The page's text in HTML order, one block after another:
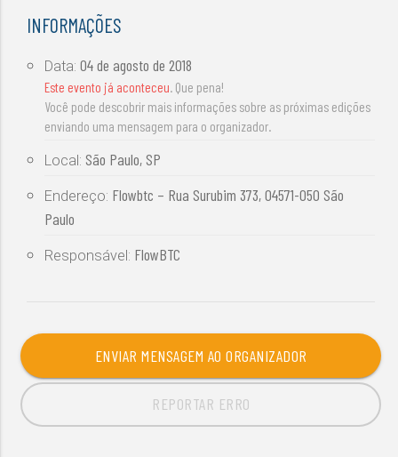
INFORMAÇÕES
Data:04 de agosto de 2018
Este evento já aconteceu. Que pena!
Você pode descobrir mais informações sobre as próximas edições
enviando uma mensagem para o organizador.
Local: São Paulo, SP
Endereço: Flowbtc – Rua Surubim 373, 04571-050 São
Paulo
Responsável: FlowBTC
ENVIAR MENSAGEM AO ORGANIZADOR
REPORTAR ERRO